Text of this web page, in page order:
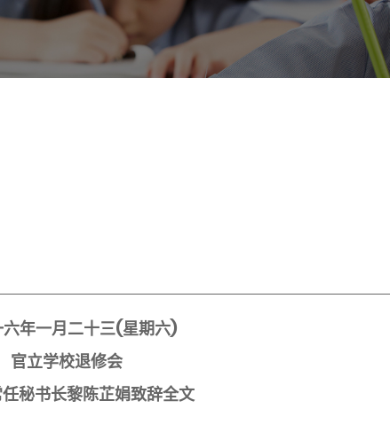
六年一月二十三(星期六)
官立学校退修会
秘书长黎陈芷娟致辞全文